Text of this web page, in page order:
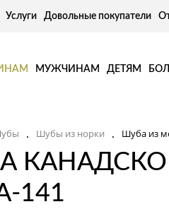
Услуги Довольные покупатели
МУЖЧИНАМ ДЕТЯМ
. Шубы из норки . Шуба из
141